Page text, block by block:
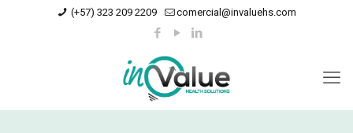
(+57) 323 209 2209 comercial@invaluehs.com